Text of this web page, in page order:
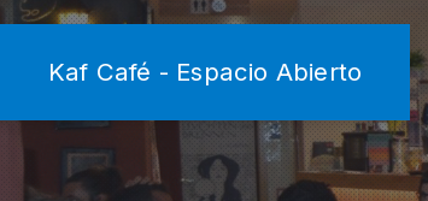
Kaf Café - Espacio Abierto